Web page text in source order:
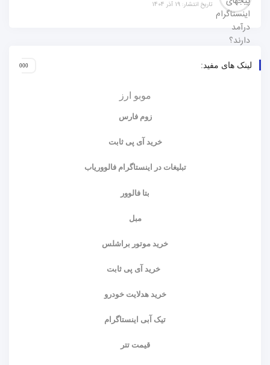
تاریخ انتشار: 19 آذر 1404
لینک های مفید:
موبو ارز
زوم فارس
خرید آی پی ثابت
تبلیغات در اینستاگرام فالووریاب
بتا فالوور
مبل
خرید موتور براشلس
خرید آی پی ثابت
خرید هدلایت خودرو
تیک آبی اینستاگرام
قیمت تتر